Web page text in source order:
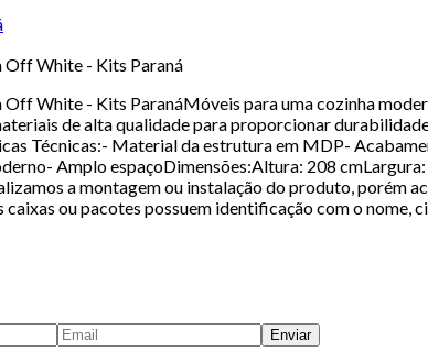
Off White - Kits Paraná
White - Kits ParanáMóveis para uma cozinha
de alta qualidade para proporcionar
Técnicas:- Material da estrutura em MDP-
Amplo espaçoDimensões:Altura: 208
a montagem ou instalação do produto, porém
ou pacotes possuem identificação com o
Enviar